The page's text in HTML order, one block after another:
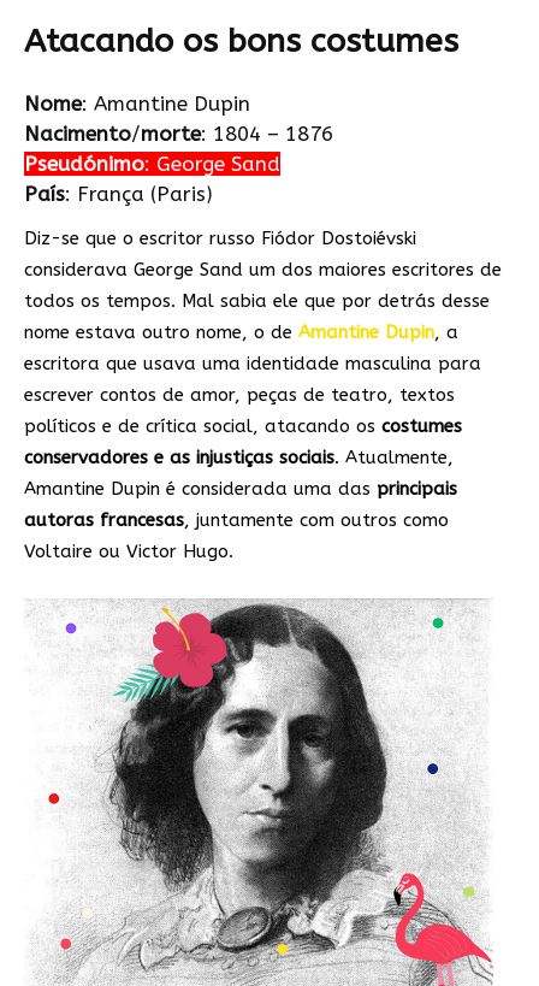
Atacando os bons costumes
Nome: Amantine Dupin
Nacimento/morte: 1804 – 1876
Pseudónimo: George Sand
País: França (Paris)
Diz-se que o escritor russo Fiódor Dostoiévski
considerava George Sand um dos maiores escritores de
todos os tempos. Mal sabia ele que por detrás desse
nome estava outro nome, o de Amantine Dupin, a
escritora que usava uma identidade masculina para
escrever contos de amor, peças de teatro, textos
políticos e de crítica social, atacando os costumes
conservadores e as injustiças sociais. Atualmente,
Amantine Dupin é considerada uma das principais
autoras francesas, juntamente com outros como
Voltaire ou Victor Hugo.